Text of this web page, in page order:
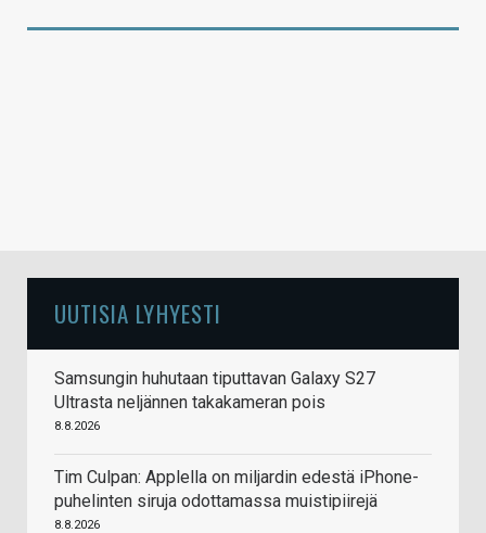
UUTISIA LYHYESTI
Samsungin huhutaan tiputtavan Galaxy S27
Ultrasta neljännen takakameran pois
8.8.2026
Tim Culpan: Applella on miljardin edestä iPhone-
puhelinten siruja odottamassa muistipiirejä
8.8.2026